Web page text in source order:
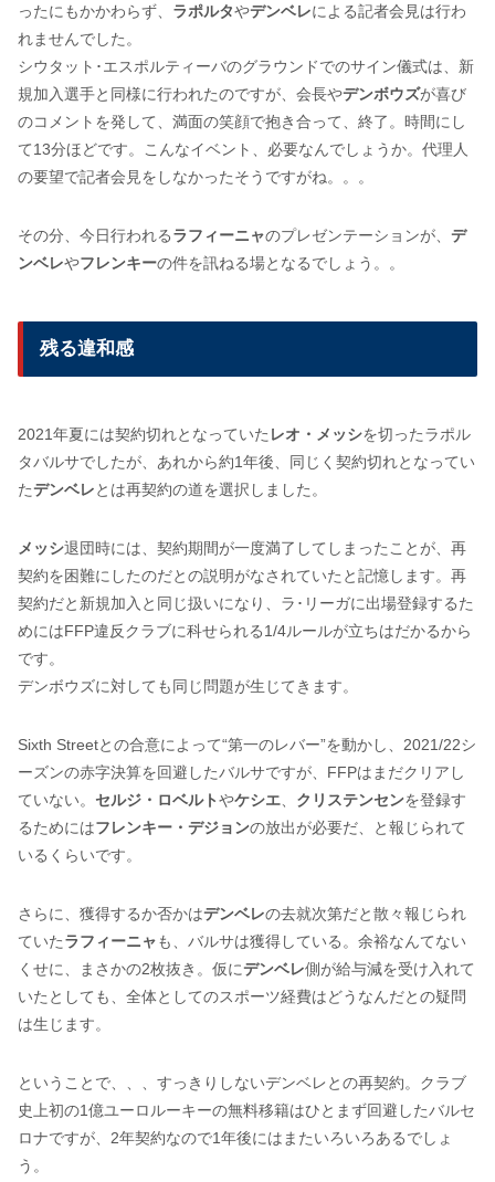
ったにもかかわらず、 ラポルタやデンベレによる記者会見は行わ
れませんでした。
シウタット･エスポルティーバのグラウンドでのサイン儀式は、新
規加入選手と同様に行われたのですが、会長やデンボウズが喜び
のコメントを発して、満面の笑顔で抱き合って、終了。時間にし
て13分ほどです。こんなイベント、必要なんでしょうか。代理人
の要望で記者会見をしなかったそうですがね。。。
その分、今日行われるラフィーニャのプレゼンテーションが、 デ
ンベレやフレンキーの件を訊ねる場となるでしょう。。
残る違和感
2021年夏には契約切れとなっていた レオ・メッシを切ったラポル
タバルサでしたが、あれから約1年後、同じく契約切れとなってい
たデンベレとは再契約の道を選択しました。
メッシ退団時には、契約期間が一度満了してしまったことが、再
契約を困難にしたのだとの説明がなされていたと記憶します。再
契約だと新規加入と同じ扱いになり、ラ･リーガに出場登録するた
めにはFFP違反クラブに科せられる1/4ルールが立ちはだかるから
です。
デンボウズに対しても同じ問題が生じてきます。
Sixth Streetとの合意によって“第一のレバー”を動かし、2021/22シ
ーズンの赤字決算を回避したバルサですが、FFPはまだクリアし
ていない。 セルジ・ロベルトやケシエ クリステンセンを登録す
るためにはフレンキー・デジョンの放出が必要だ、と報じられて
いるくらいです。
さらに、獲得するか否かはデンベレの去就次第だと散々報じられ
ていたラフィーニャも、バルサは獲得している。余裕なんてない
くせに、まさかの2枚抜き。仮にデンベレ側が給与減を受け入れて
いたとしても、全体としてのスポーツ経費はどうなんだとの疑問
は生じます。
ということで、、、すっきりしないデンベレとの再契約。クラブ
史上初の1億ユーロルーキーの無料移籍はひとまず回避したバルセ
ロナですが、2年契約なので1年後にはまたいろいろあるでしょ
う。